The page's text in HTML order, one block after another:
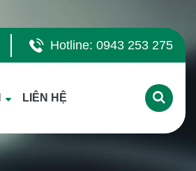
Hotline: 0943 253 275
LIÊN HỆ